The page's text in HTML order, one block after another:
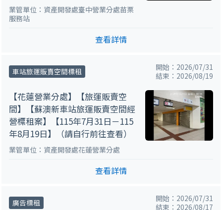
業管單位：資產開發處臺中營業分處苗栗
服務站
查看詳情
車站旅運販賣空間標租
開始：2026/07/31
結束：2026/08/19
【花蓮營業分處】【旅運販賣空
間】【蘇澳新車站旅運販賣空間經
營標租案】【115年7月31日－115
年8月19日】（請自行前往查看）
業管單位：資產開發處花蓮營業分處
查看詳情
廣告標租
開始：2026/07/31
結束：2026/08/17